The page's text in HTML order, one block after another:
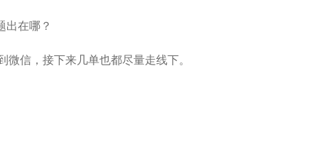
出在哪？
信，接下来几单也都尽量走线下。